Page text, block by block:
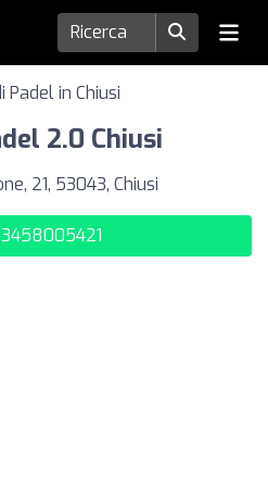
Padel in Chiusi
2.0 Chiusi
21, 53043, Chiusi